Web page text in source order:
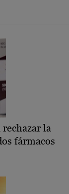
rechazar la
fármacos